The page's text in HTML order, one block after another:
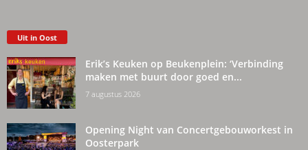
Uit in Oost
Erik’s Keuken op Beukenplein: ‘Verbinding
maken met buurt door goed en...
7 augustus 2026
Opening Night van Concertgebouworkest in
Oosterpark